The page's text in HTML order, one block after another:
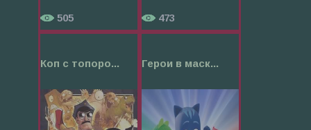
505 473
Коп с топоро... Герои в маск...